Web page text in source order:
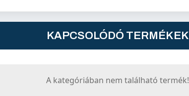
KAPCSOLÓDÓ TERMÉKEK
A kategóriában nem található termék!